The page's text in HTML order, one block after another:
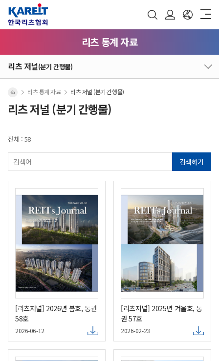
리츠 통계 자료
리츠 저널(분기 간행물)
리츠 저널 (분기 간행물)
리츠 통계 자료 리츠 저널 (분기 간행물)
전체 : 58
검색하기
[리츠저널] 2026년 봄호, 통권
58호
2026-06-12
[리츠저널] 2025년 겨울호, 통
권 57호
2026-02-23